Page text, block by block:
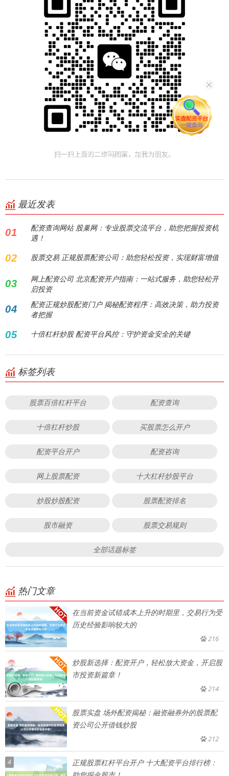
最近发表
01
配资查询网站 股巢网：专业股票交流平台，助您把握投资机
遇！
02 股票交易 正规股票配资公司：助您轻松投资，实现财富增值
03
网上配资公司 北京配资开户指南：一站式服务，助您轻松开
启投资
04
配资正规炒股配资门户 揭秘配资程序：高效决策，助力投资
者把握
05 十倍杠杆炒股 配资平台风控：守护资金安全的关键
标签列表
股票百倍杠杆平台 配资查询
十倍杠杆炒股 买股票怎么开户
配资平台开户 配资咨询
网上股票配资 十大杠杆炒股平台
炒股炒股配资 股票配资排名
股市融资 股票交易规则
全部话题标签
热门文章
在当前资金试错成本上升的时期里，交易行为受
历史经验影响较大的
216
炒股新选择：配资开户，轻松放大资金，开启股
市投资新篇章！
214
股票实盘 场外配资揭秘：融资融券外的股票配
资公司公开借钱炒股
212
4
正规股票杠杆平台开户 十大配资平台排行榜：